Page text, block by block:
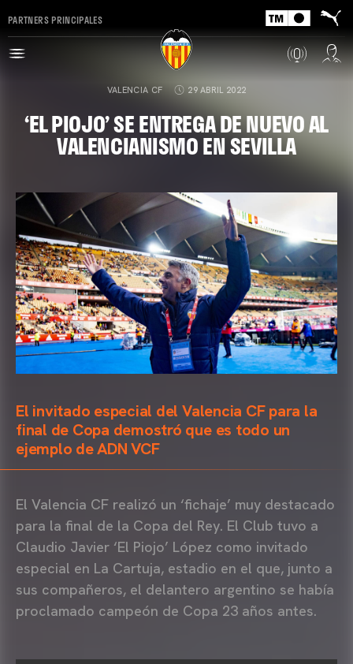
PARTNERS PRINCIPALES
VALENCIA CF 29 ABRIL 2022
‘EL PIOJO’ SE ENTREGA DE NUEVO AL
VALENCIANISMO EN SEVILLA
El invitado especial del Valencia CF para la
final de Copa demostró que es todo un
ejemplo de ADN VCF
El Valencia CF realizó un ‘fichaje’ muy destacado
para la final de la Copa del Rey. El Club tuvo a
Claudio Javier ‘El Piojo’ López como invitado
especial en La Cartuja, estadio en el que, junto a
sus compañeros, el delantero argentino se había
proclamado campeón de Copa 23 años antes.